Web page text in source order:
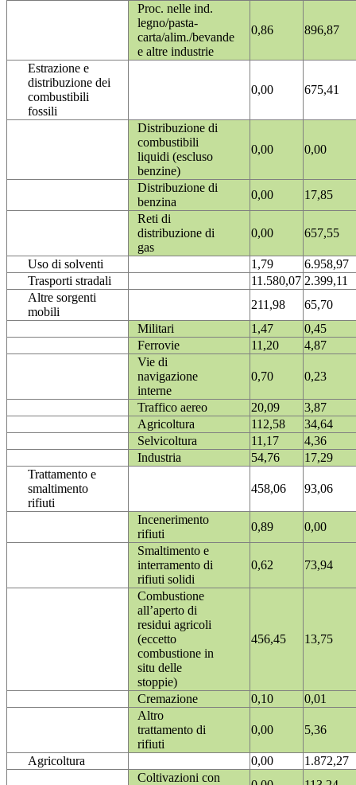
Proc. nelle ind.
legno/pasta-
carta/alim./bevande
e altre industrie
0,86 896,87
Estrazione e
distribuzione dei
combustibili
fossili
0,00 675,41
Distribuzione di
combustibili
liquidi (escluso
benzine)
0,00 0,00
Distribuzione di
benzina
0,00
17,85
Reti di
distribuzione di
gas
0,00 657,55
Uso di solventi 1,79
6.958,97
Trasporti stradali
11.580,07 2.399,11
Altre sorgenti
mobili
211,98
65,70
Militari
1,47
0,45
Ferrovie
11,20
4,87
Vie di
navigazione
interne
0,70 0,23
Traffico aereo 20,09
3,87
Agricoltura
112,58
34,64
Selvicoltura
11,17
4,36
Industria
54,76
17,29
Trattamento e
smaltimento
rifiuti
458,06 93,06
Incenerimento
rifiuti
0,89
0,00
Smaltimento e
interramento di
rifiuti solidi
0,62 73,94
Combustione
all’aperto di
residui agricoli
(eccetto
combustione in
situ delle
stoppie)
456,45 13,75
Cremazione 0,10
0,01
Altro
trattamento di
rifiuti
0,00 5,36
Agricoltura 0,00
1.872,27
Coltivazioni con